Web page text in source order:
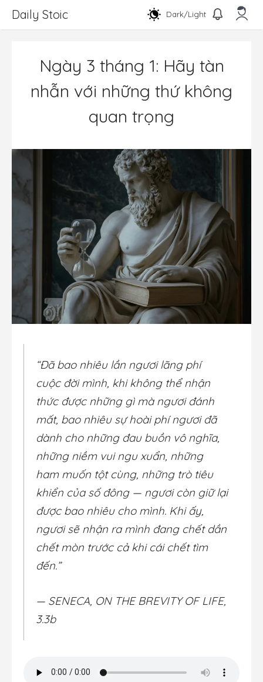
đến
Daily Stoic Dark/Light
Ngày 3 tháng 1: Hãy tàn
nhẫn với những thứ không
quan trọng
“Đã bao nhiêu lần ngươi lãng phí
cuộc đời mình, khi không thể nhận
thức được những gì mà ngươi đánh
mất, bao nhiêu sự hoài phí ngươi đã
dành cho những đau buồn vô nghĩa,
những niềm vui ngu xuẩn, những
ham muốn tột cùng, những trò tiêu
khiển của số đông — ngươi còn giữ lại
được bao nhiêu cho mình. Khi ấy,
ngươi sẽ nhận ra mình đang chết dần
chết mòn trước cả khi cái chết tìm
đến.”
— SENECA, ON THE BREVITY OF LIFE,
3.3b